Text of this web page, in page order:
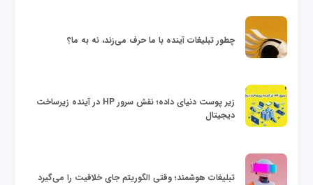
چطور تبلیغات آینده با ما حرف می‌زند، نه به ما؟
زیر پوست دنیای داده؛ نقش سرور HP در آینده زیرساخت
دیجیتال
تبلیغات هوشمند؛ وقتی الگوریتم جای خلاقیت را می‌گیرد